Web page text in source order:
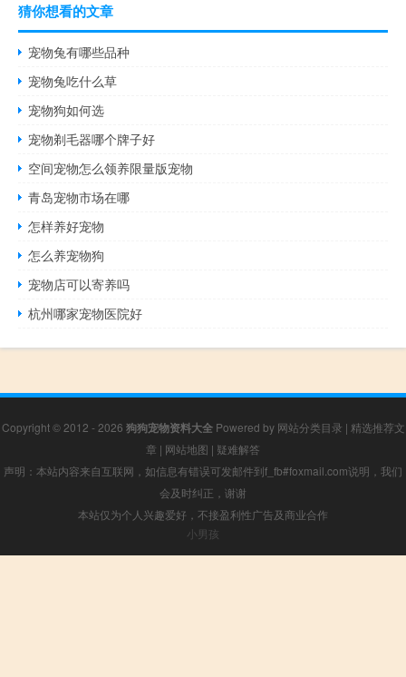
猜你想看的文章
宠物兔有哪些品种
宠物兔吃什么草
宠物狗如何选
宠物剃毛器哪个牌子好
空间宠物怎么领养限量版宠物
青岛宠物市场在哪
怎样养好宠物
怎么养宠物狗
宠物店可以寄养吗
杭州哪家宠物医院好
Copyright © 2012 - 2026 狗狗宠物资料大全Powered by 网站分类目录 | 精选推荐文
章 | 网站地图 | 疑难解答
声明：本站内容来自互联网，如信息有错误可发邮件到f_fb#foxmail.com说明，我们
会及时纠正，谢谢
本站仅为个人兴趣爱好，不接盈利性广告及商业合作
小男孩